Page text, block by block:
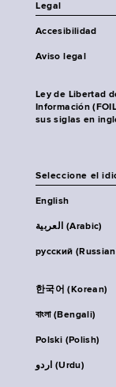
Legal
Accesibilidad
Aviso legal
Ley de Libertad
Información
sus siglas en
Seleccione el
English
العربية (Arabic)
русский
한국어 (Korean)
বাংলা (Bengali)
Polski (Polish)
اردو (Urdu)